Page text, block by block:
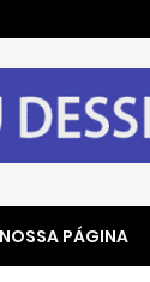
NOSSA PÁGINA